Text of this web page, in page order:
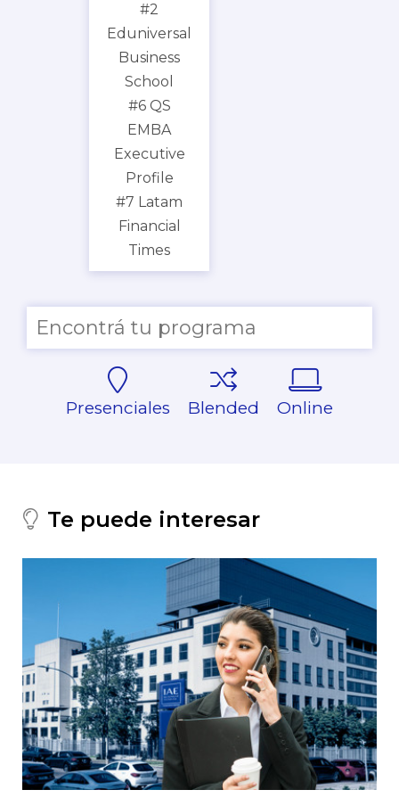
#2
Eduniversal
Business
School
#6 QS
EMBA
Executive
Profile
#7 Latam
Financial
Times
Presenciales Blended Online
Te puede interesar